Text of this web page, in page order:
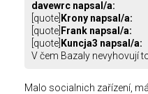
davewrc napsal/a:
[quote] Krony napsal/a:
[quote] Frank napsal/a:
[quote] Kuncja3 napsal/a:
V čem Bazaly nevyhovují
Malo socialnich zařízení,